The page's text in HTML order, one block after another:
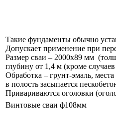
Такие фундаменты обычно
Допускает применение при
Размер сваи – 2000х89 мм
глубину от 1,4 м (кроме
Обработка – грунт-эмаль,
в полость засыпается
Привариваются оголовки
Винтовые сваи ф108мм